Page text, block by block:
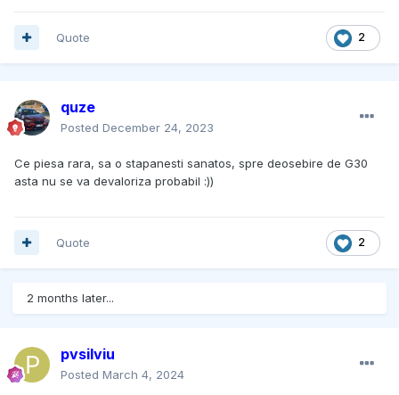
2
Quote
quze
Posted December 24, 2023
Ce piesa rara, sa o stapanesti sanatos, spre deosebire de G30
asta nu se va devaloriza probabil :))
2
Quote
2 months later...
pvsilviu
Posted March 4, 2024